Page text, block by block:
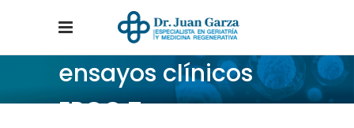
ensayos clínicos
EPOC Tag